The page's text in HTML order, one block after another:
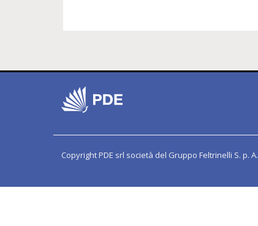
Copyright PDE srl società del Gruppo Feltrinelli S. p. A.